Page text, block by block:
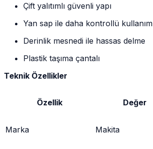
Çift yalıtımlı güvenli yapı
Yan sap ile daha kontrollü kullanım
Derinlik mesnedi ile hassas delme
Plastik taşıma çantalı
Teknik Özellikler
Özellik Değer
Marka Makita